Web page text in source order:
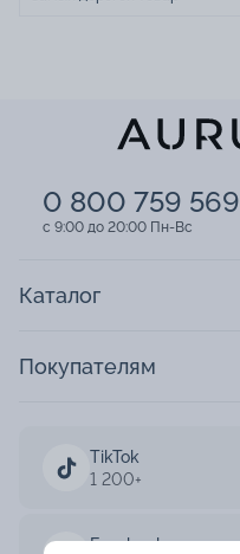
0 800 759 569
c 9:00 до 20:00 Пн-Вс
TikTok
1 200+
Facebook
Каталог
Покупателям